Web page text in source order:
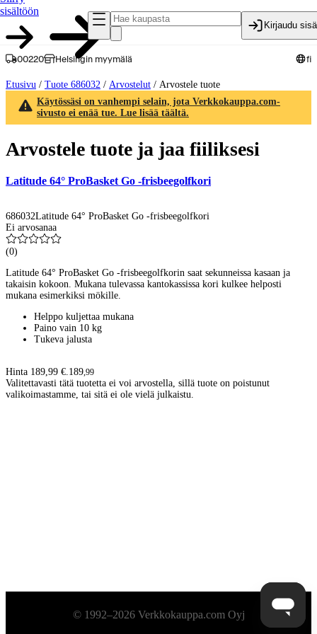
sisältöön
Kirjaudu
00220 Helsingin myymälä fi
Etusivu / Tuote 686032 / Arvostelut / Arvostele tuote
Käytössäsi on vanhempi selain, jota Verkkokauppa.com-
sivusto ei enää tue. Lue lisää täältä.
Arvostele tuote ja jaa fiiliksesi
Latitude 64° ProBasket Go -frisbeegolfkori
686032Latitude 64° ProBasket Go -frisbeegolfkori
Ei arvosanaa
(0)
Latitude 64° ProBasket Go -frisbeegolfkorin saat sekunneissa kasaan ja
takaisin kokoon. Mukana tulevassa kantokassissa kori kulkee helposti
mukana esimerkiksi mökille.
Helppo kuljettaa mukana
Paino vain 10 kg
Tukeva jalusta
Hinta 189,99 €. 189,99
Valitettavasti tätä tuotetta ei voi arvostella, sillä tuote on poistunut
valikoimastamme, tai sitä ei ole vielä julkaistu.
Alatunniste© 1992–2026 Verkkokauppa.com Oyj